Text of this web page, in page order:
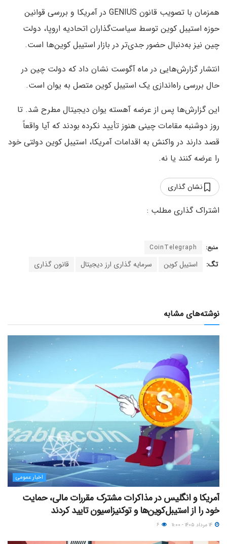
همزمان با تصویب قانون GENIUS در آمریکا و بررسی قوانین
حوزه استیبل کوین توسط سیاست‌گذاران اتحادیه اروپا، دولت
چین نیز به‌دنبال حضور جدی‌تر در بازار استیبل‌ کوین‌ها است.
انتشار گزارش‌هایی در ماه آگوست نشان داد که دولت چین در
حال بررسی راه‌اندازی یک استیبل‌ کوین متصل به یوان است.
این گزارش‌ها پس از عرضه آهسته یوان دیجیتال مطرح شد. تا
روز دوشنبه مقامات چینی هنوز تأیید نکرده بودند که آیا واقعاً
قصد دارند در واکنش به اقدامات آمریکا، استیبل کوین دولتی خود
را عرضه کنند یا نه.
نشان گذاری
منبع: CoinTelegraph
تگ: استیبل کوین سرمایه گذاری ارز دیجیتال قانون گذاری
نوشته‌های مشابه
اخبار عمومی
آمریکا و انگلیس در مذاکرات مشترک مقررات مالی، حمایت
خود را از استیبل‌کوین‌ها و توکنیزاسیون تایید کردند